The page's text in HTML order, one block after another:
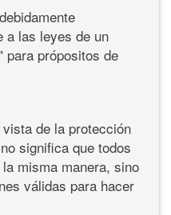
a las leyes de un
para própositos de
de la protección
significa que todos
misma manera, sino
válidas para hacer